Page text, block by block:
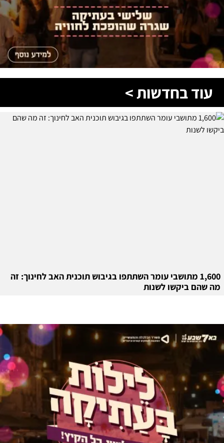
עוד בחדשות >
1,600 מתושבי עומר השתתפו בגיבוש תוכנית האב לחינוך: זה
מה שהם ביקשו לשנות